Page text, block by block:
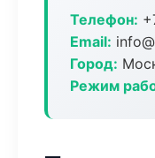
Телефон:
Email:
Город:
Режим